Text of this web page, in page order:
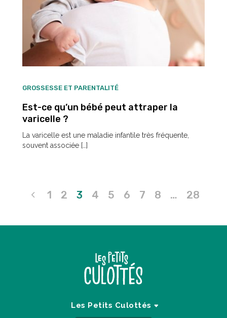
GROSSESSE ET PARENTALITÉ
Est-ce qu’un bébé peut attraper la
varicelle ?
La varicelle est une maladie infantile très fréquente,
souvent associée […]
Pagination
1 2 3 4 5 6 7 8 … 28
Les Petits Culottés